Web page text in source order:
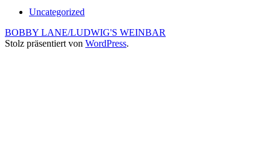
Uncategorized
BOBBY LANE/LUDWIG'S WEINBAR
Stolz präsentiert von WordPress.